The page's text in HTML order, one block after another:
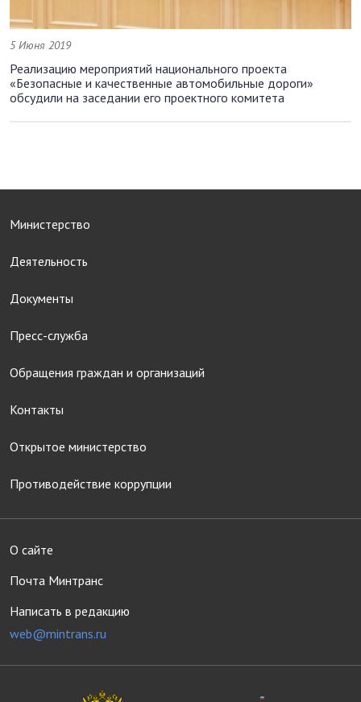
5 Июня 2019
Реализацию мероприятий национального проекта
«Безопасные и качественные автомобильные дороги»
обсудили на заседании его проектного комитета
Министерство
Деятельность
Документы
Пресс-служба
Обращения граждан и организаций
Контакты
Открытое министерство
Противодействие коррупции
О сайте
Почта Минтранс
Написать в редакцию
web@mintrans.ru